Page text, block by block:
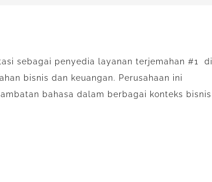
sebagai penyedia layanan terjemahan #1 di
bisnis dan keuangan. Perusahaan ini
bahasa dalam berbagai konteks bisnis